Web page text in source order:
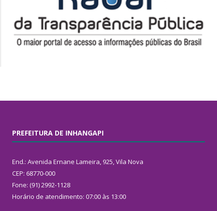
PREFEITURA DE INHANGAPI
End.: Avenida Ernane Lameira, 925, Vila Nova
CEP: 68770-000
Fone: (91) 2992-1128
Horário de atendimento: 07:00 às 13:00